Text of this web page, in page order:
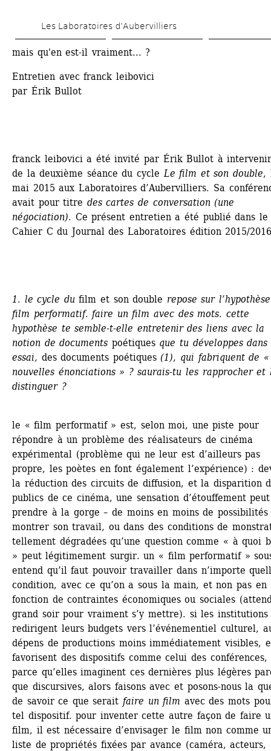
to
main
Les Laboratoires d’Aubervilliers
mais qu'en est-il vraiment... ?
Entretien avec franck leibovici
par Érik Bullot
franck leibovici a été invité par Érik Bullot à
de la deuxième séance du cycle Le film et son double,
mai 2015 aux Laboratoires d’Aubervilliers. Sa
avait pour titre des cartes de conversation (une
négociation). Ce présent entretien a été publié dans le
Cahier C du Journal des Laboratoires édition 2015/
1. le cycle du film et son double repose sur
film performatif. faire un film avec des mots. cette
hypothèse te semble-t-elle entretenir des liens avec la
notion de documents poétiquesque tu développes dans
essai, des documents poétiques(1), qui fabriquent de «
nouvelles énonciations » ? saurais-tu les rapprocher et
distinguer ?
le « film performatif » est, selon moi, une piste pour
répondre à un problème des réalisateurs de cinéma
expérimental (problème qui ne leur est d’ailleurs pas
propre, les poètes en font également l’expérience) :
la réduction des circuits de diffusion, et la disparition
publics de ce cinéma, une sensation d’étouffement peut
prendre à la gorge – de moins en moins de possibilités
montrer son travail, ou dans des conditions de
tellement dégradées qu’une question comme « à quoi
» peut légitimement surgir. un « film performatif »
entend qu’il faut pouvoir travailler dans n’importe
condition, avec ce qu’on a sous la main, et non pas en
fonction de contraintes économiques ou sociales
grand soir pour vraiment s’y mettre). si les institutions
redirigent leurs budgets vers l’événementiel culturel,
dépens de productions moins immédiatement visibles,
favorisent des dispositifs comme celui des conférences,
parce qu’elles imaginent ces dernières plus légères
que discursives, alors faisons avec et posons-nous la
de savoir ce que serait faire un film avec des mots
tel dispositif. pour inventer cette autre façon de faire
film, il est nécessaire d’envisager le film non comme
liste de propriétés fixées par avance (caméra, acteurs,